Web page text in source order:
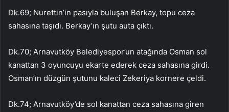
Dk.69; Nurettin’in pasıyla buluşan Berkay, topu ceza
sahasına taşıdı. Berkay’ın şutu auta çıktı.
Dk.70; Arnavutköy Belediyespor’un atağında Osman sol
kanattan 3 oyuncuyu ekarte ederek ceza sahasına girdi.
Osman’ın düzgün şutunu kaleci Zekeriya kornere çeldi.
Dk.74; Arnavutköy’de sol kanattan ceza sahasına giren